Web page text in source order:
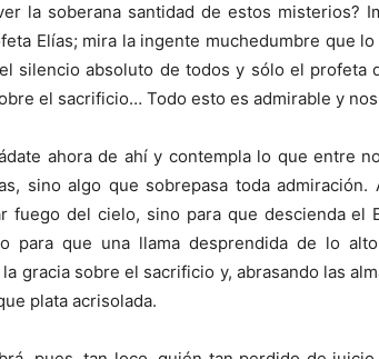
la soberana santidad de estos misterios?
Elías; mira la ingente muchedumbre que
silencio absoluto de todos y sólo el profeta
el sacrificio… Todo esto es admirable y
ahora de ahí y contempla lo que entre
sino algo que sobrepasa toda
fuego del cielo, sino para que descienda el
para que una llama desprendida de lo
gracia sobre el sacrificio y, abrasando las
plata acrisolada.